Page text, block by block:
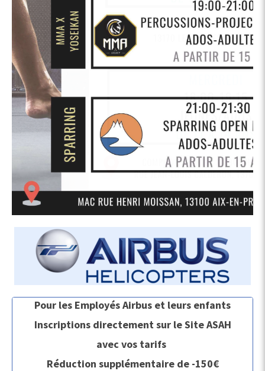
Pour les Employés Airbus et leurs enfants
Inscriptions directement sur le Site ASAH
avec vos tarifs
Réduction supplémentaire de -150€